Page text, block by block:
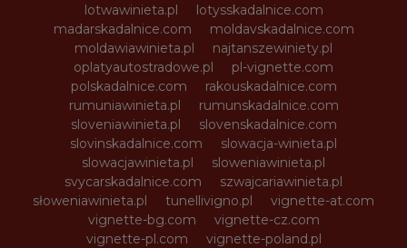
lotwawinieta.pl
lotysskadalnice.com
madarskadalnice.com
moldavskadalnice.com
moldawiawinieta.pl
najtanszewiniety.pl
oplatyautostradowe.pl
pl-vignette.com
polskadalnice.com
rakouskadalnice.com
rumuniawinieta.pl
rumunskadalnice.com
sloveniawinieta.pl
slovenskadalnice.com
slovinskadalnice.com
slowacja-winieta.pl
slowacjawinieta.pl
sloweniawinieta.pl
svycarskadalnice.com
szwajcariawinieta.pl
słoweniawinieta.pl
tunellivigno.pl
vignette-at.com
vignette-bg.com
vignette-cz.com
vignette-pl.com
vignette-poland.pl